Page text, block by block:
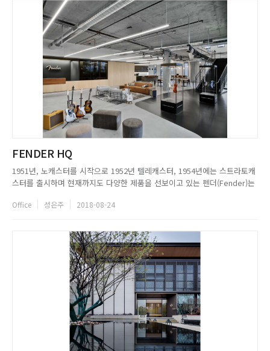
FENDER HQ
1951년, 노캐스터를 시작으로 1952년 텔레캐스터, 1954년에는 스트라토캐
스터를 출시하며 현재까지도 다양한 제품을 선보이고 있는 펜더(Fender)는
한 사랑을 받고 있는 기타 브랜드다. 전 세계 음악 산업을 이끌어 왔다 해도
Office 성은주 2018-08-24